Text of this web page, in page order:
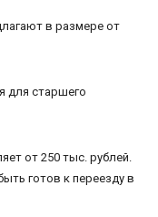
в размере от
для старшего
от 250 тыс. рублей.
готов к переезду в